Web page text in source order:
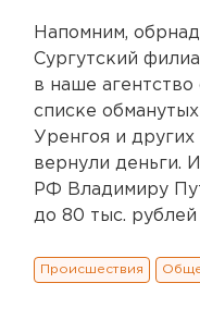
Напомним,
Сургутский
в наше
списке
Уренгоя и
вернули деньги.
РФ Владимиру
до 80 тыс. рублей
Происшествия